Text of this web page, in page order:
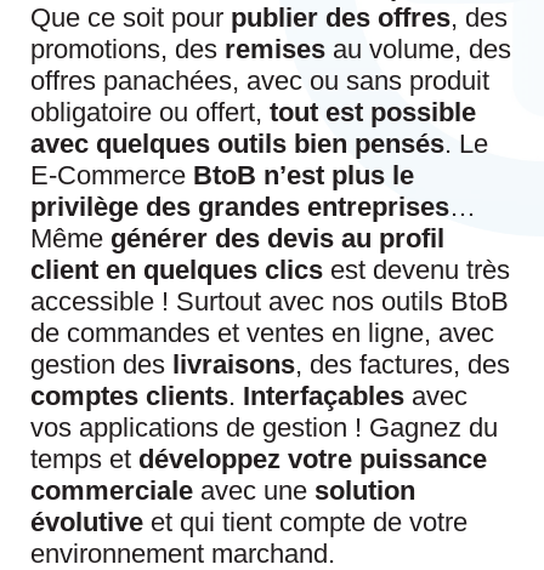
Que ce soit pour publier des offres, des
promotions, des remises au volume, des
offres panachées, avec ou sans produit
obligatoire ou offert, tout est possible
avec quelques outils bien pensés. Le
E-Commerce BtoB n’est plus le
privilège des grandes entreprises…
Même générer des devis au profil
client en quelques clics est devenu très
accessible ! Surtout avec nos outils BtoB
de commandes et ventes en ligne, avec
gestion des livraisons, des factures, des
comptes clients. Interfaçables avec
vos applications de gestion ! Gagnez du
temps et développez votre puissance
commerciale avec une solution
évolutive et qui tient compte de votre
environnement marchand.